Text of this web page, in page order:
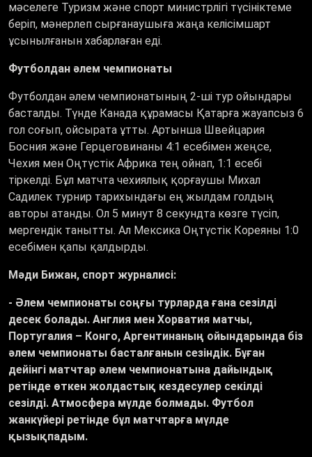
мәселеге Туризм және спорт министрлігі түсініктеме
беріп, мәнерлеп сырғанаушыға жаңа келісімшарт
ұсынылғанын хабарлаған еді.
Футболдан әлем чемпионаты
Футболдан әлем чемпионатының 2-ші тур ойындары
басталды. Түнде Канада құрамасы Қатарға жауапсыз 6
гол соғып, ойсырата ұтты. Артынша Швейцария
Босния және Герцеговинаны 4:1 есебімен жеңсе,
Чехия мен Оңтүстік Африка тең ойнап, 1:1 есебі
тіркелді. Бұл матчта чехиялық қорғаушы Михал
Садилек турнир тарихындағы ең жылдам голдың
авторы атанды. Ол 5 минут 8 секундта көзге түсіп,
мергендік танытты. Ал Мексика Оңтүстік Кореяны 1:0
есебімен қапы қалдырды.
Мәди Бижан, спорт журналисі:
- Әлем чемпионаты соңғы турларда ғана сезілді
десек болады. Англия мен Хорватия матчы,
Португалия – Конго, Аргентинаның ойындарында біз
әлем чемпионаты басталғанын сезіндік. Бұған
дейінгі матчтар әлем чемпионатына дайындық
ретінде өткен жолдастық кездесулер секілді
сезілді. Атмосфера мүлде болмады. Футбол
жанкүйері ретінде бұл матчтарға мүлде
қызықпадым.